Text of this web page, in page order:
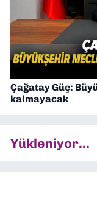
Çağatay Güç:
kalmayacak
Yükleniyor...